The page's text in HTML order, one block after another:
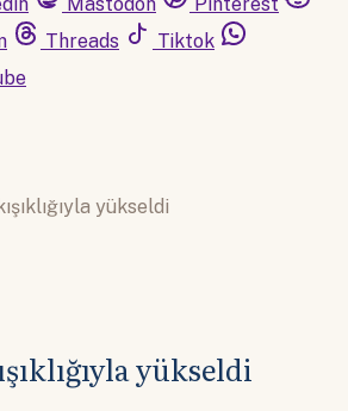
Threads
Tiktok
yükseldi
yükseldi